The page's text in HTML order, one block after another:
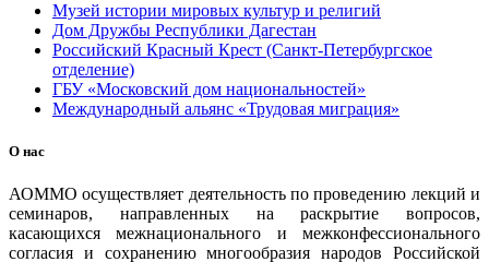
Музей истории мировых культур и религий
Дом Дружбы Республики Дагестан
Российский Красный Крест (Санкт-Петербургское
отделение)
ГБУ «Московский дом национальностей»
Международный альянс «Трудовая миграция»
О нас
АОММО осуществляет деятельность по проведению лекций и
семинаров, направленных на раскрытие вопросов,
касающихся межнационального и межконфессионального
согласия и сохранению многообразия народов Российской